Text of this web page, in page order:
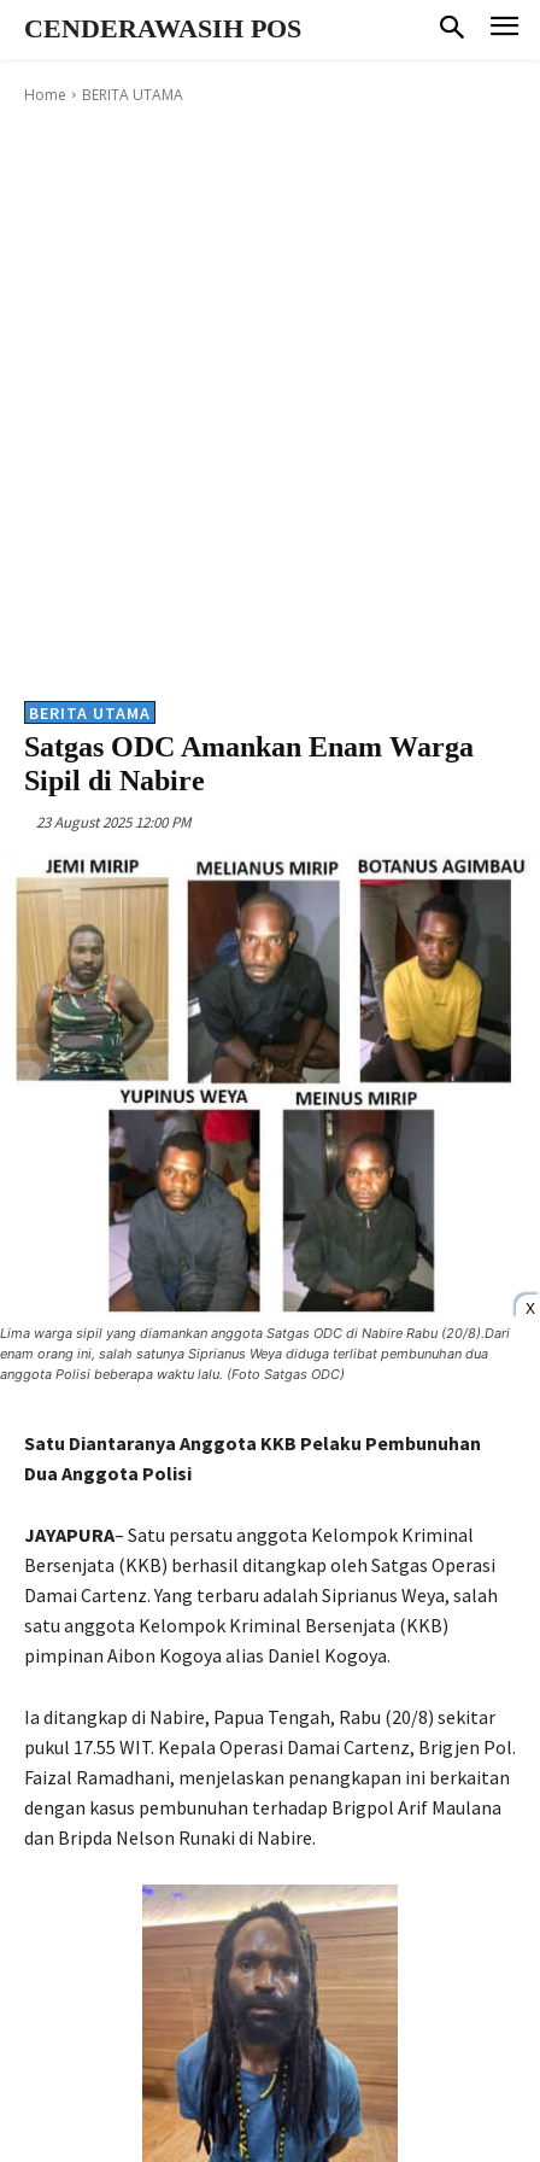
CENDERAWASIH POS
Home BERITA UTAMA
BERITA UTAMA
Satgas ODC Amankan Enam Warga
Sipil di Nabire
23 August 2025 12:00 PM
X
Lima warga sipil yang diamankan anggota Satgas ODC di Nabire Rabu (20/8).Dari
enam orang ini, salah satunya Siprianus Weya diduga terlibat pembunuhan dua
anggota Polisi beberapa waktu lalu. (Foto Satgas ODC)
Satu Diantaranya Anggota KKB Pelaku Pembunuhan
Dua Anggota Polisi
JAYAPURA– Satu persatu anggota Kelompok Kriminal
Bersenjata (KKB) berhasil ditangkap oleh Satgas Operasi
Damai Cartenz. Yang terbaru adalah Siprianus Weya, salah
satu anggota Kelompok Kriminal Bersenjata (KKB)
pimpinan Aibon Kogoya alias Daniel Kogoya.
Ia ditangkap di Nabire, Papua Tengah, Rabu (20/8) sekitar
pukul 17.55 WIT. Kepala Operasi Damai Cartenz, Brigjen Pol.
Faizal Ramadhani, menjelaskan penangkapan ini berkaitan
dengan kasus pembunuhan terhadap Brigpol Arif Maulana
dan Bripda Nelson Runaki di Nabire.